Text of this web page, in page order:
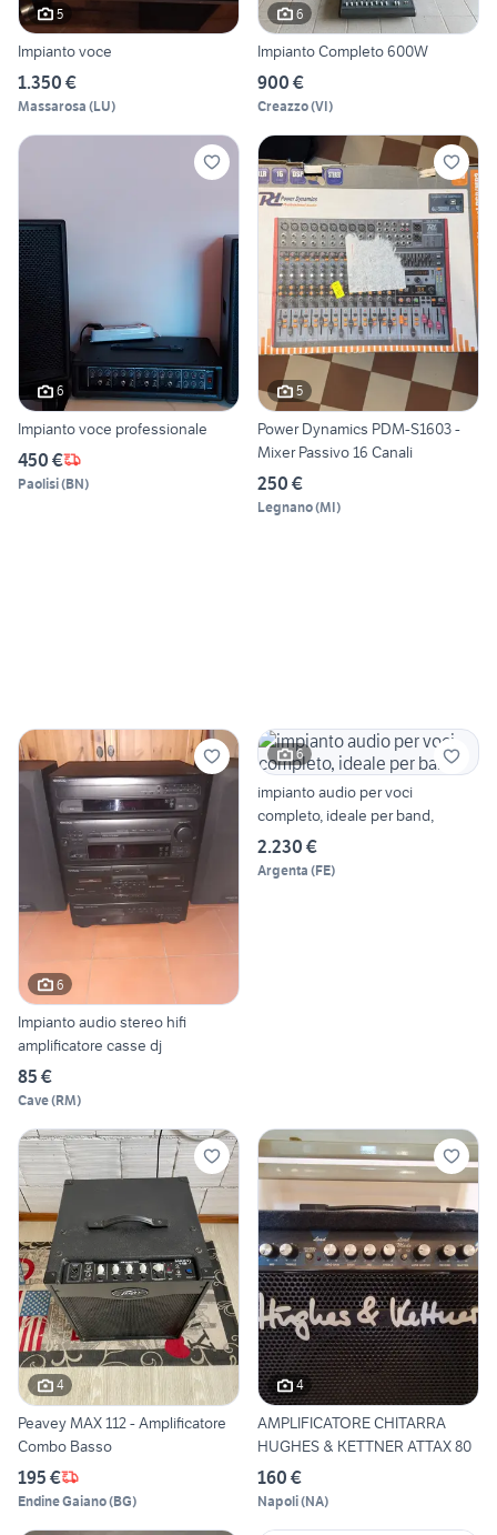
5
Impianto voce
1.350 €
Massarosa (LU)
6
Impianto Completo 600W
900 €
Creazzo(VI)
6
Impianto voce professionale
450 €
Paolisi(BN)
5
Power Dynamics PDM-S1603 -
Mixer Passivo 16 Canali
250 €
Legnano(MI)
6
Impianto audio stereo hifi
amplificatore casse dj
85 €
Cave(RM)
6
impianto audio per voci
completo, ideale per band,
2.230 €
Argenta (FE)
4
Peavey MAX 112 - Amplificatore
Combo Basso
195 €
Endine Gaiano(BG)
4
AMPLIFICATORE CHITARRA
HUGHES & KETTNER ATTAX 80
160 €
Napoli(NA)